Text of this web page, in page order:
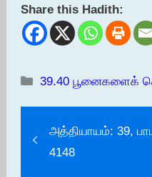
Share this Hadith:
Categories
39.40 பூனைகளைக்
அத்தியாயம்: 39,
4148